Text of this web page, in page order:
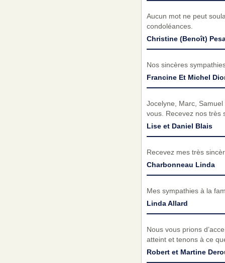
Aucun mot ne peut
condoléances.
Christine (Benoît)
Nos sincères
Francine Et Michel
Jocelyne, Marc,
vous. Recevez nos très
Lise et Daniel Blais
Recevez mes très
Charbonneau Linda
Mes sympathies à la
Linda Allard
Nous vous prions
atteint et tenons à ce
Robert et Martine